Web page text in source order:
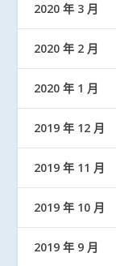
2020 年 3 月
2020 年 2 月
2020 年 1 月
2019 年 12 月
2019 年 11 月
2019 年 10 月
2019 年 9 月